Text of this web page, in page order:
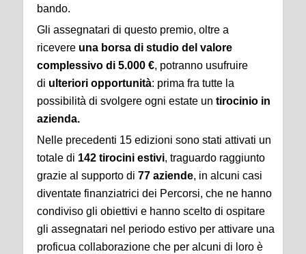
bando.
Gli assegnatari di questo premio, oltre a
ricevere una borsa di studio del valore
complessivo di 5.000 €, potranno usufruire
di ulteriori opportunità: prima fra tutte la
possibilità di svolgere ogni estate un tirocinio in
azienda.
Nelle precedenti 15 edizioni sono stati attivati un
totale di 142 tirocini estivi, traguardo raggiunto
grazie al supporto di 77 aziende, in alcuni casi
diventate finanziatrici dei Percorsi, che ne hanno
condiviso gli obiettivi e hanno scelto di ospitare
gli assegnatari nel periodo estivo per attivare una
proficua collaborazione che per alcuni di loro è